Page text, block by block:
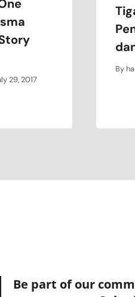
29, 2017
By
Be part of our